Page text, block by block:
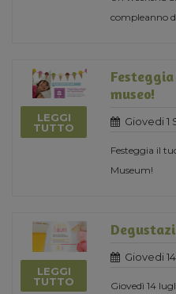
compleanno
LEGGI
TUTTO
museo!
Giovedi 1
Festeggia il
Museum!
LEGGI
TUTTO
Giovedi
Giovedì 14